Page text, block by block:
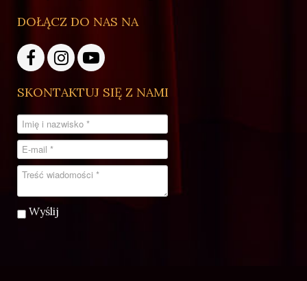
DOŁĄCZ DO NAS NA
SKONTAKTUJ SIĘ Z NAMI
Wyślij